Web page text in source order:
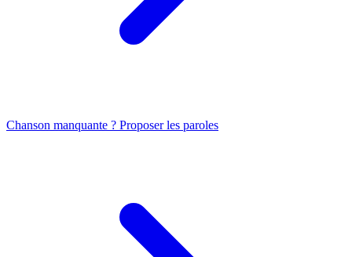
Chanson manquante ? Proposer les paroles